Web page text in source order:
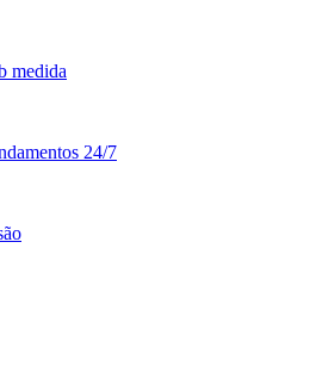
medida
24/7